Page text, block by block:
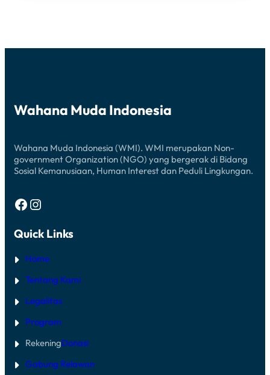
Wahana Muda Indonesia
Wahana Muda Indonesia (WMI). WMI merupakan Non-
government Organization (NGO) yang bergerak di Bidang
Sosial Kemanusiaan, Human Interest dan Peduli Lingkungan.
Facebook Instagram
Quick Links
Home
Tentang Kami
Legalitas
Program
RekeningDonasi
Gabung Relawan